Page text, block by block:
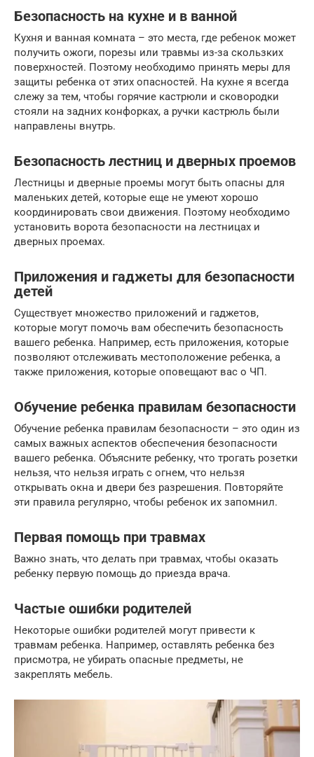
Безопасность на кухне и в ванной
Кухня и ванная комната – это места, где ребенок может
получить ожоги, порезы или травмы из-за скользких
поверхностей. Поэтому необходимо принять меры для
защиты ребенка от этих опасностей. На кухне я всегда
слежу за тем, чтобы горячие кастрюли и сковородки
стояли на задних конфорках, а ручки кастрюль были
направлены внутрь.
Безопасность лестниц и дверных проемов
Лестницы и дверные проемы могут быть опасны для
маленьких детей, которые еще не умеют хорошо
координировать свои движения. Поэтому необходимо
установить ворота безопасности на лестницах и
дверных проемах.
Приложения и гаджеты для безопасности
детей
Существует множество приложений и гаджетов,
которые могут помочь вам обеспечить безопасность
вашего ребенка. Например, есть приложения, которые
позволяют отслеживать местоположение ребенка, а
также приложения, которые оповещают вас о ЧП.
Обучение ребенка правилам безопасности
Обучение ребенка правилам безопасности – это один из
самых важных аспектов обеспечения безопасности
вашего ребенка. Объясните ребенку, что трогать розетки
нельзя, что нельзя играть с огнем, что нельзя
открывать окна и двери без разрешения. Повторяйте
эти правила регулярно, чтобы ребенок их запомнил.
Первая помощь при травмах
Важно знать, что делать при травмах, чтобы оказать
ребенку первую помощь до приезда врача.
Частые ошибки родителей
Некоторые ошибки родителей могут привести к
травмам ребенка. Например, оставлять ребенка без
присмотра, не убирать опасные предметы, не
закреплять мебель.